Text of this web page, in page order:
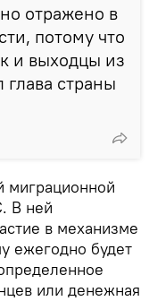
отражено в
потому что
и выходцы из
страны
миграционной
В ней
в механизме
ежегодно будет
или денежная